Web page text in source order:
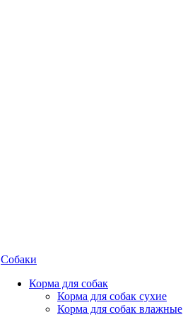
Собаки
Корма для собак
Корма для собак сухие
Корма для собак влажные